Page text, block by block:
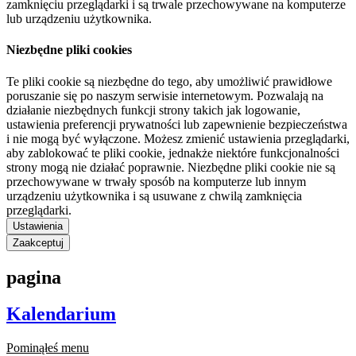
zamknięciu przeglądarki i są trwale przechowywane na komputerze
lub urządzeniu użytkownika.
Niezbędne pliki cookies
Te pliki cookie są niezbędne do tego, aby umożliwić prawidłowe
poruszanie się po naszym serwisie internetowym. Pozwalają na
działanie niezbędnych funkcji strony takich jak logowanie,
ustawienia preferencji prywatności lub zapewnienie bezpieczeństwa
i nie mogą być wyłączone. Możesz zmienić ustawienia przeglądarki,
aby zablokować te pliki cookie, jednakże niektóre funkcjonalności
strony mogą nie działać poprawnie. Niezbędne pliki cookie nie są
przechowywane w trwały sposób na komputerze lub innym
urządzeniu użytkownika i są usuwane z chwilą zamknięcia
przeglądarki.
Ustawienia
Zaakceptuj
pagina
Kalendarium
Pominąłeś menu